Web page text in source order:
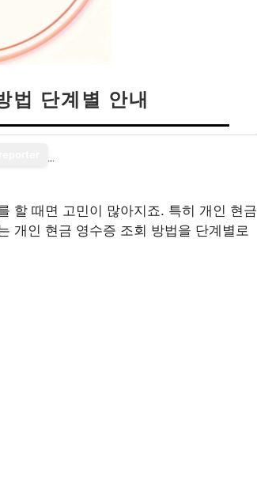
법 단계별 안내
할 때면 고민이 많아지죠. 특히 개인 현금
개인 현금 영수증 조회 방법을 단계별로